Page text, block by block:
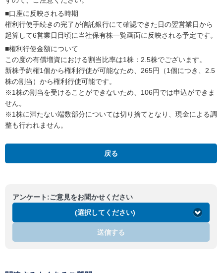
■口座に反映される時期
権利行使手続きの完了が信託銀行にて確認できた日の翌営業日から
起算して6営業日目頃に当社保有株一覧画面に反映される予定です。
■権利行使金額について
この度の有償増資における割当比率は1株：2.5株でございます。
新株予約権1個から権利行使が可能なため、265円（1個につき、2.5
株の割当）から権利行使可能です。
※1株の割当を受けることができないため、106円では申込ができま
せん。
※1株に満たない端数部分については切り捨てとなり、現金による調
整も行われません。
戻る
アンケート:ご意見をお聞かせください
(選択してください)
送信する